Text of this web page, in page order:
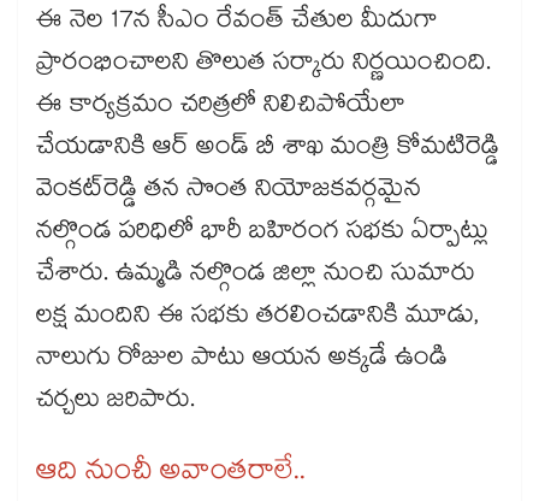
ఈ నెల 17న సీఎం రేవంత్​ చేతుల మీదుగా
ప్రారంభించాలని తొలుత సర్కారు నిర్ణయించింది.
ఈ కార్యక్రమం చరిత్రలో నిలిచిపోయేలా
చేయడానికి ఆర్​ అండ్​ బీ శాఖ మంత్రి కోమటిరెడ్డి
వెంకట్​రెడ్డి తన సొంత నియోజకవర్గమైన
నల్గొండ పరిధిలో భారీ బహిరంగ సభకు ఏర్పాట్లు
చేశారు. ఉమ్మడి నల్గొండ జిల్లా నుంచి సుమారు
లక్ష మందిని ఈ సభకు తరలించడానికి మూడు,
నాలుగు రోజుల పాటు ఆయన అక్కడే ఉండి
చర్చలు జరిపారు.
ఆది నుంచీ అవాంతరాలే..